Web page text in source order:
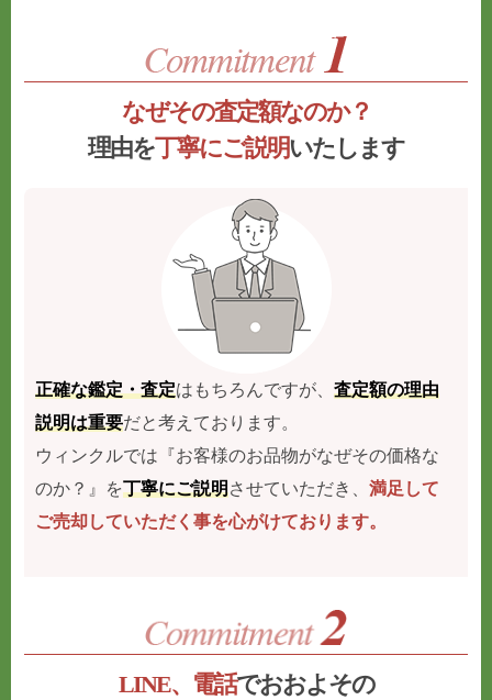
なぜその査定額なのか？
理由を丁寧にご説明いたします
正確な鑑定・査定はもちろんですが、査定額の理由
説明は重要だと考えております。
ウィンクルでは『お客様のお品物がなぜその価格な
のか？』を丁寧にご説明させていただき、満足して
ご売却していただく事を心がけております。
LINE、電話でおおよその